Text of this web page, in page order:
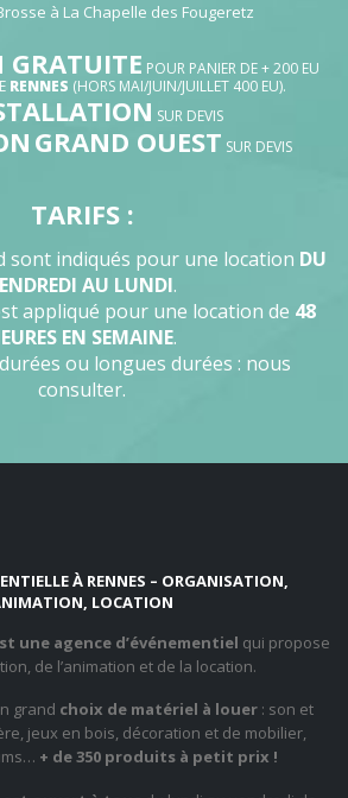
à La Chapelle des Fougeretz
GRATUITE POUR PANIER DE + 200 EU
RENNES (HORS MAI/JUIN/JUILLET 400 EU).
SUR DEVIS
GRAND OUEST SUR DEVIS
TARIFS :
sont indiqués pour une location DU
AU LUNDI.
appliqué pour une location de 48
EN SEMAINE.
ou longues durées : nous
consulter.
À RENNES – ORGANISATION,
LOCATION
une agence d’événementiel qui propose
de l’animation et de la location.
grand choix de matériel à louer : son et
jeux en bois, décoration et de mobilier,
+ de 350 produits à petit prix !